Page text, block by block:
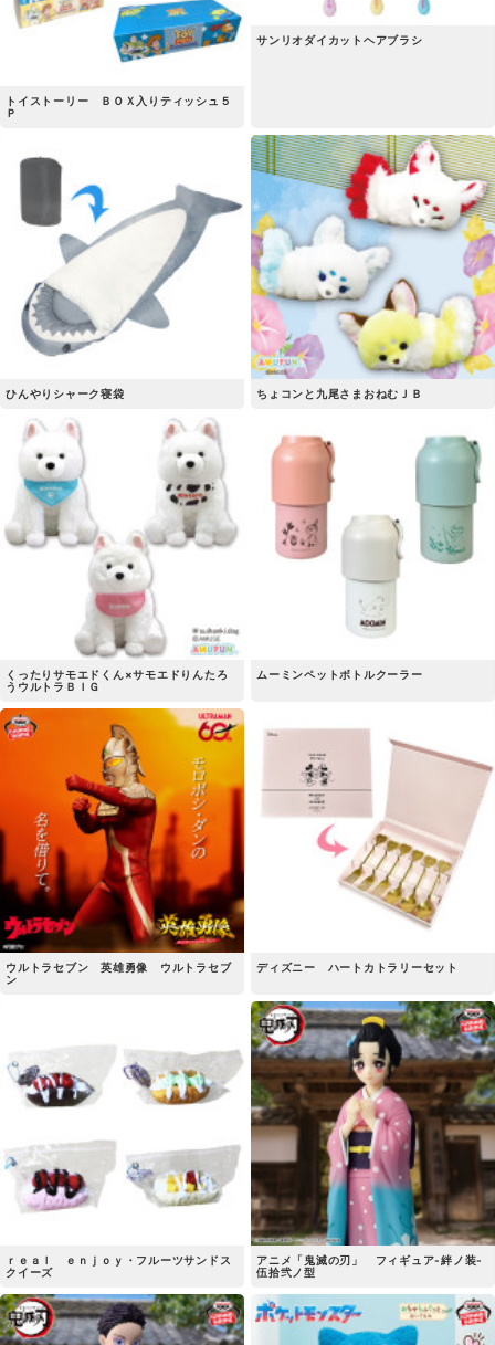
トイストーリー ＢＯＸ入りティッシュ５
Ｐ
サンリオダイカットヘアブラシ
ひんやりシャーク寝袋 ちょコンと九尾さまおねむＪＢ
くったりサモエドくん×サモエドりんたろ
うウルトラＢＩＧ
ムーミンペットボトルクーラー
ウルトラセブン 英雄勇像 ウルトラセブ
ン
ディズニー ハートカトラリーセット
ｒｅａｌ ｅｎｊｏｙ・フルーツサンドス
クイーズ
アニメ「鬼滅の刃」 フィギュア-絆ノ装-
伍拾弐ノ型